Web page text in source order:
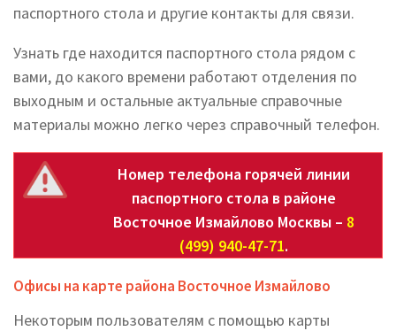
паспортного стола и другие контакты для связи.
Узнать где находится паспортного стола рядом с
вами, до какого времени работают отделения по
выходным и остальные актуальные справочные
материалы можно легко через справочный телефон.
Номер телефона горячей линии
паспортного стола в районе
Восточное Измайлово Москвы – 8
(499) 940-47-71.
Офисы на карте района Восточное Измайлово
Некоторым пользователям с помощью карты